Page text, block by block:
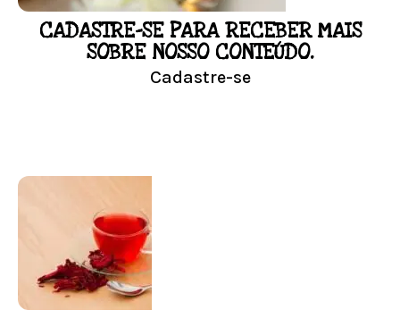
LOJA
CADASTRE-SE PARA RECEBER MAIS
SOBRE NOSSO CONTEÚDO.
Cadastre-se